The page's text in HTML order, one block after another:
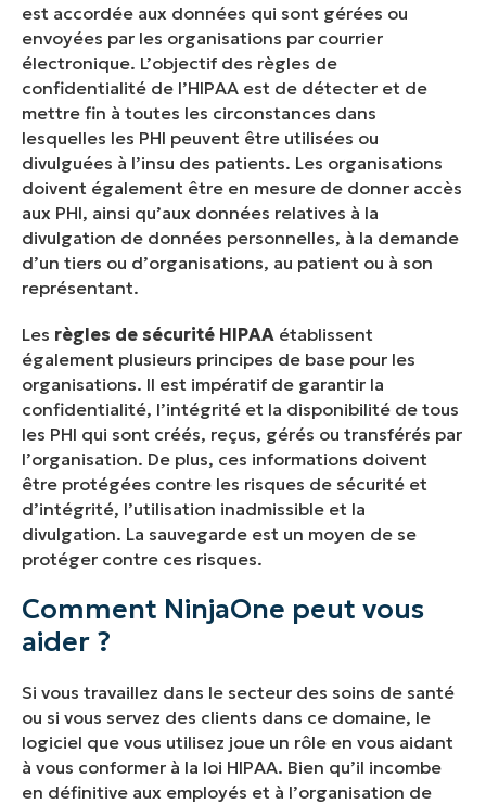
est accordée aux données qui sont gérées ou
envoyées par les organisations par courrier
électronique. L’objectif des règles de
confidentialité de l’HIPAA est de détecter et de
mettre fin à toutes les circonstances dans
lesquelles les PHI peuvent être utilisées ou
divulguées à l’insu des patients. Les organisations
doivent également être en mesure de donner accès
aux PHI, ainsi qu’aux données relatives à la
divulgation de données personnelles, à la demande
d’un tiers ou d’organisations, au patient ou à son
représentant.
Les règles de sécurité HIPAA établissent
également plusieurs principes de base pour les
organisations. Il est impératif de garantir la
confidentialité, l’intégrité et la disponibilité de tous
les PHI qui sont créés, reçus, gérés ou transférés par
l’organisation. De plus, ces informations doivent
être protégées contre les risques de sécurité et
d’intégrité, l’utilisation inadmissible et la
divulgation. La sauvegarde est un moyen de se
protéger contre ces risques.
Comment NinjaOne peut vous
aider ?
Si vous travaillez dans le secteur des soins de santé
ou si vous servez des clients dans ce domaine, le
logiciel que vous utilisez joue un rôle en vous aidant
à vous conformer à la loi HIPAA. Bien qu’il incombe
en définitive aux employés et à l’organisation de